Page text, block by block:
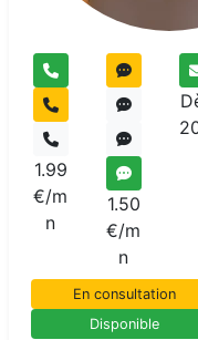
1.99
€/m
n
1.50
€/m
n
En consultation
Disponible